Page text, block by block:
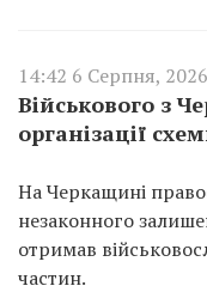
14:42 6 Серпня, 2026
Військового з
організації
На Черкащині
незаконного
отримав
частин.